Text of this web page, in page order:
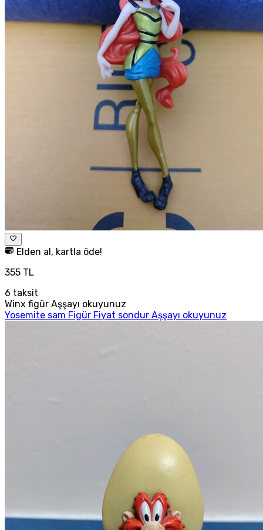
Elden al, kartla öde!
355 TL
6 taksit
Winx figür Aşşayı okuyunuz
Yosemite sam Figür Fiyat sondur Aşşayı okuyunuz